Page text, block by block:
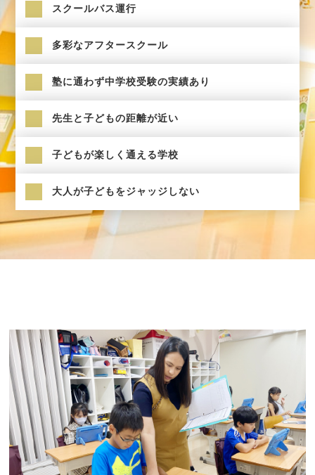
スクールバス運行
多彩なアフタースクール
塾に通わず中学校受験の実績あり
先生と子どもの距離が近い
子どもが楽しく通える学校
大人が子どもをジャッジしない